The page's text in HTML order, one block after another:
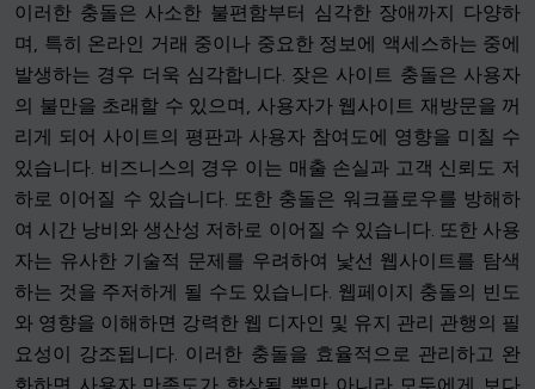
이러한 충돌은 사소한 불편함부터 심각한 장애까지 다양하
며, 특히 온라인 거래 중이나 중요한 정보에 액세스하는 중에
발생하는 경우 더욱 심각합니다. 잦은 사이트 충돌은 사용자
의 불만을 초래할 수 있으며, 사용자가 웹사이트 재방문을 꺼
리게 되어 사이트의 평판과 사용자 참여도에 영향을 미칠 수
있습니다. 비즈니스의 경우 이는 매출 손실과 고객 신뢰도 저
하로 이어질 수 있습니다. 또한 충돌은 워크플로우를 방해하
여 시간 낭비와 생산성 저하로 이어질 수 있습니다. 또한 사용
자는 유사한 기술적 문제를 우려하여 낯선 웹사이트를 탐색
하는 것을 주저하게 될 수도 있습니다. 웹페이지 충돌의 빈도
와 영향을 이해하면 강력한 웹 디자인 및 유지 관리 관행의 필
요성이 강조됩니다. 이러한 충돌을 효율적으로 관리하고 완